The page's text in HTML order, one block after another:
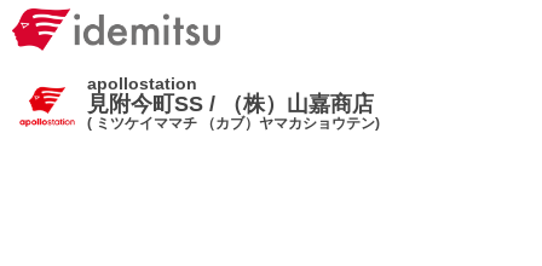
apollostation
見附今町SS / （株）山嘉商店
( ミツケイママチ （カブ）ヤマカショウテン)